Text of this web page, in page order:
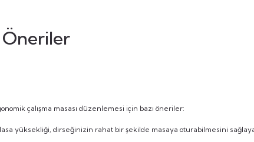
Öneriler
çalışma masası düzenlemesi için bazı öneriler:
yüksekliği, dirseğinizin rahat bir şekilde masaya oturabilmesini